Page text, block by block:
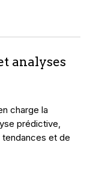
analyses
charge la
prédictive,
tendances et de